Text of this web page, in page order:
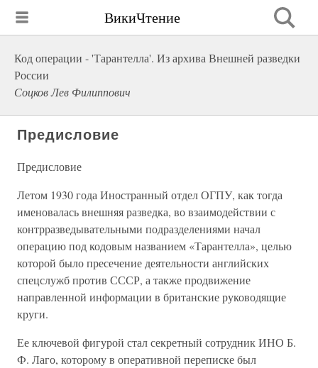
ВикиЧтение
Код операции - 'Тарантелла'. Из архива Внешней разведки
России
Соцков Лев Филиппович
Предисловие
Предисловие
Летом 1930 года Иностранный отдел ОГПУ, как тогда
именовалась внешняя разведка, во взаимодействии с
контрразведывательными подразделениями начал
операцию под кодовым названием «Тарантелла», целью
которой было пресечение деятельности английских
спецслужб против СССР, а также продвижение
направленной информации в британские руководящие
круги.
Ее ключевой фигурой стал секретный сотрудник ИНО Б.
Ф. Лаго, которому в оперативной переписке был